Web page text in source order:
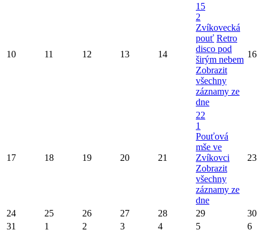
10 11 12 13 14
15
2
Zvíkovecká
pouť Retro
disco pod
širým nebem
Zobrazit
všechny
záznamy ze
dne
16
17 18 19 20 21
22
1
Pouťová
mše ve
Zvíkovci
Zobrazit
všechny
záznamy ze
dne
23
24 25 26 27 28 29
30
31
1 2 3 4 5 6